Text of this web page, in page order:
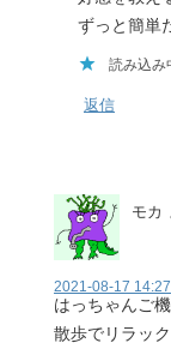
ずっと簡単
読み込み
返信
モカ
2021-08-17 14:27
はっちゃんご
散歩でリラッ